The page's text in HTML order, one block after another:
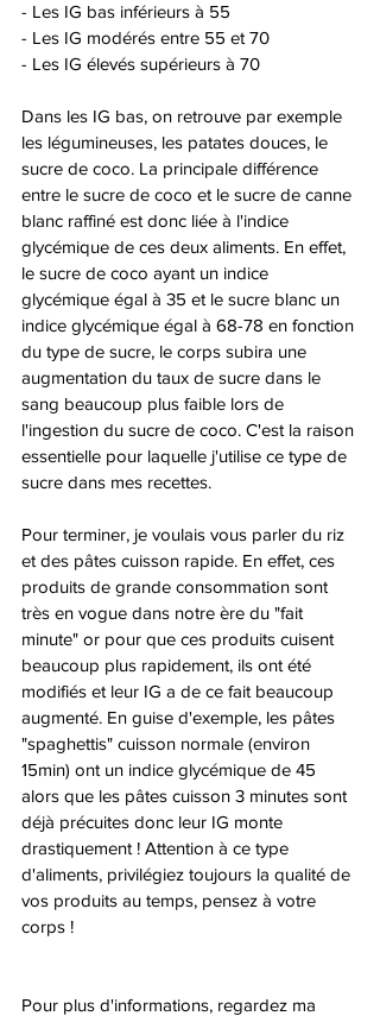
- Les IG bas inférieurs à 55
- Les IG modérés entre 55 et 70
- Les IG élevés supérieurs à 70
Dans les IG bas, on retrouve par exemple
les légumineuses, les patates douces, le
sucre de coco. La principale différence
entre le sucre de coco et le sucre de canne
blanc raffiné est donc liée à l'indice
glycémique de ces deux aliments. En effet,
le sucre de coco ayant un indice
glycémique égal à 35 et le sucre blanc un
indice glycémique égal à 68-78 en fonction
du type de sucre, le corps subira une
augmentation du taux de sucre dans le
sang beaucoup plus faible lors de
l'ingestion du sucre de coco. C'est la raison
essentielle pour laquelle j'utilise ce type de
sucre dans mes recettes.
Pour terminer, je voulais vous parler du riz
et des pâtes cuisson rapide. En effet, ces
produits de grande consommation sont
très en vogue dans notre ère du "fait
minute" or pour que ces produits cuisent
beaucoup plus rapidement, ils ont été
modifiés et leur IG a de ce fait beaucoup
augmenté. En guise d'exemple, les pâtes
"spaghettis" cuisson normale (environ
15min) ont un indice glycémique de 45
alors que les pâtes cuisson 3 minutes sont
déjà précuites donc leur IG monte
drastiquement ! Attention à ce type
d'aliments, privilégiez toujours la qualité de
vos produits au temps, pensez à votre
corps !
Pour plus d'informations, regardez ma